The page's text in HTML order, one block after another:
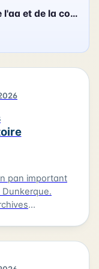
Mission locale des rives de l'aa et de la colme
pan important
grands
de